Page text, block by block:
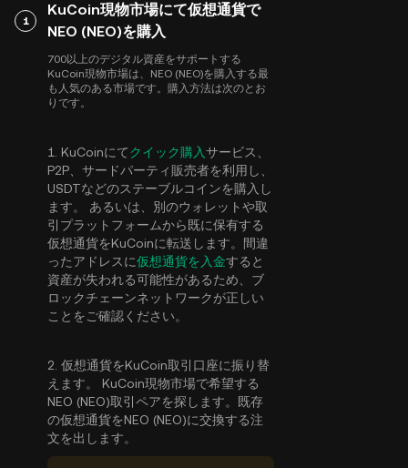
1
KuCoin現物市場にて仮想通貨で
NEO (NEO)を購入
700以上のデジタル資産をサポートする
KuCoin現物市場は、NEO (NEO)を購入する最
も人気のある市場です。購入方法は次のとお
りです。
1. KuCoinにてクイック購入サービス、
P2P、サードパーティ販売者を利用し、
USDTなどのステーブルコインを購入し
ます。 あるいは、別のウォレットや取
引プラットフォームから既に保有する
仮想通貨をKuCoinに転送します。間違
ったアドレスに仮想通貨を入金すると
資産が失われる可能性があるため、ブ
ロックチェーンネットワークが正しい
ことをご確認ください。
2. 仮想通貨をKuCoin取引口座に振り替
えます。 KuCoin現物市場で希望する
NEO (NEO)取引ペアを探します。既存
の仮想通貨をNEO (NEO)に交換する注
文を出します。